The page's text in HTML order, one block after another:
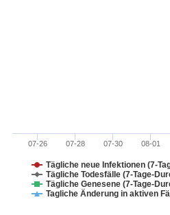
Tägliche neue Infektionen (7-
Tägliche Todesfälle (7-Tage-
Tägliche Genesene (7-Tage-
Tagliche Änderung in aktiven
07-26 07-28 07-30 08-01